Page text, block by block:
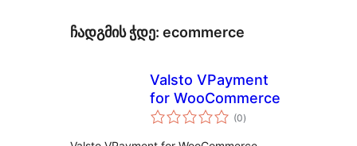
ჩადგმის ჭდე: ecommerce
Valsto VPayment
for WooCommerce
(0საერთო
რეიტინგი
)